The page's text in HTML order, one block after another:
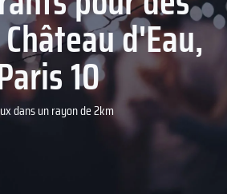
d'Eau,
10
dans un rayon de 2km